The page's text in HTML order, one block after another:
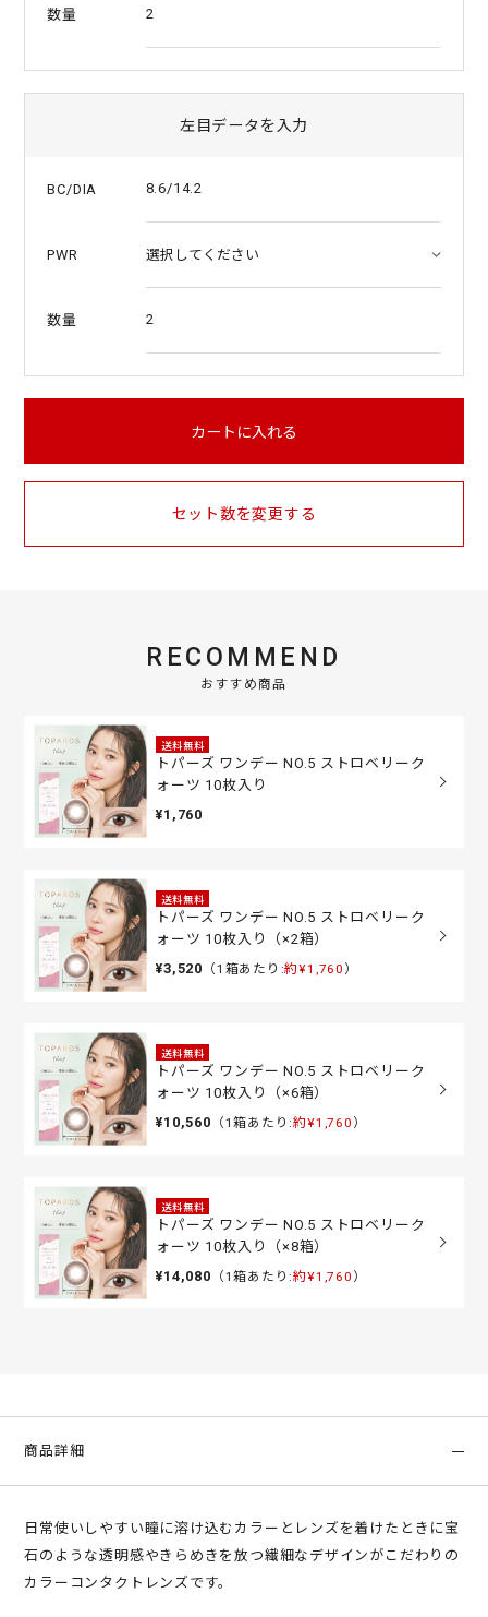
数量 2
左目データを入力
BC/DIA 8.6/14.2
PWR
数量 2
カートに入れる
セット数を変更する
RECOMMEND
おすすめ商品
送料無料
トパーズ ワンデー NO.5 ストロベリーク
ォーツ 10枚入り
¥1,760
送料無料
トパーズ ワンデー NO.5 ストロベリーク
ォーツ 10枚入り（×2箱）
¥3,520 （1箱あたり:約¥1,760 ）
送料無料
トパーズ ワンデー NO.5 ストロベリーク
ォーツ 10枚入り（×6箱）
¥10,560 （1箱あたり:約¥1,760 ）
送料無料
トパーズ ワンデー NO.5 ストロベリーク
ォーツ 10枚入り（×8箱）
¥14,080 （1箱あたり:約¥1,760 ）
商品詳細
日常使いしやすい瞳に溶け込むカラーとレンズを着けたときに宝
石のような透明感やきらめきを放つ繊細なデザインがこだわりの
カラーコンタクトレンズです。